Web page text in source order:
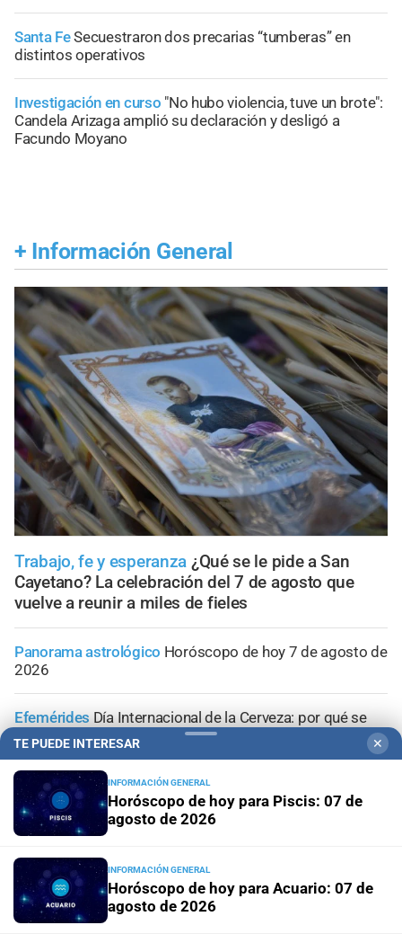
Santa FeSecuestraron dos precarias “tumberas” en
distintos operativos
Investigación en curso "No hubo violencia, tuve un brote":
Candela Arizaga amplió su declaración y desligó a
Facundo Moyano
+ Información General
Trabajo, fe y esperanza ¿Qué se le pide a San
Cayetano? La celebración del 7 de agosto que
vuelve a reunir a miles de fieles
Panorama astrológico Horóscopo de hoy 7 de agosto de
2026
Efemérides Día Internacional de la Cerveza: por qué se
celebra cada 7 agosto y cuál es el curioso origen de la
festividad
Horóscopo del díaHoróscopo de hoy para Piscis: 07 de
agosto de 2026
Horóscopo del díaHoróscopo de hoy para Acuario: 07
de agosto de 2026
TE PUEDE INTERESAR ✕
INFORMACIÓN GENERAL
Horóscopo de hoy para Piscis: 07 de
agosto de 2026
INFORMACIÓN GENERAL
Horóscopo de hoy para Acuario: 07 de
agosto de 2026